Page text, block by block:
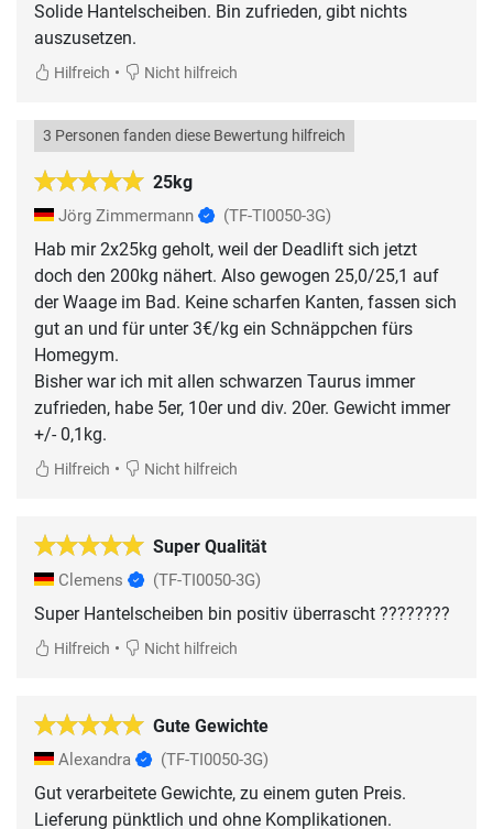
Solide Hantelscheiben. Bin zufrieden, gibt nichts
auszusetzen.
Hilfreich • Nicht hilfreich
25kg
3 Personen fanden diese Bewertung hilfreich
Jörg Zimmermann (TF-TI0050-3G)
Hab mir 2x25kg geholt, weil der Deadlift sich jetzt
doch den 200kg nähert. Also gewogen 25,0/25,1 auf
der Waage im Bad. Keine scharfen Kanten, fassen sich
gut an und für unter 3€/kg ein Schnäppchen fürs
Homegym.
Bisher war ich mit allen schwarzen Taurus immer
zufrieden, habe 5er, 10er und div. 20er. Gewicht immer
+/- 0,1kg.
Hilfreich • Nicht hilfreich
Super Qualität
Clemens (TF-TI0050-3G)
Super Hantelscheiben bin positiv überrascht ????????
Hilfreich • Nicht hilfreich
Gute Gewichte
Alexandra (TF-TI0050-3G)
Gut verarbeitete Gewichte, zu einem guten Preis.
Lieferung pünktlich und ohne Komplikationen.